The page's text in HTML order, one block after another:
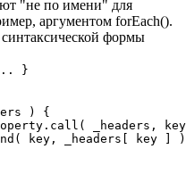
"не по имени" для
аргументом forEach().
формы
}
) {
_headers,
key, _headers[ key ]